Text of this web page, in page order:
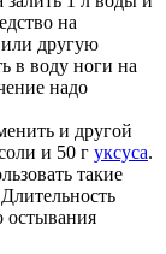
на
другую
в воду ноги на
надо
и другой
и 50 г уксуса.
такие